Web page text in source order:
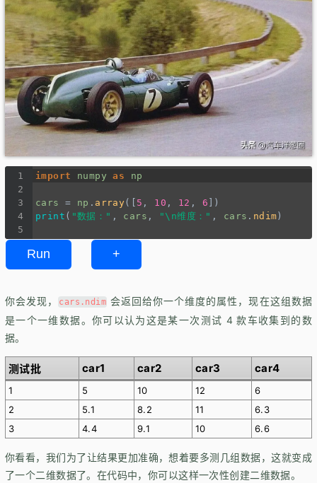
1 import numpy as
np
2
3
cars = np . array ([ 5 , 10 , 12 , 6 ])
4
print ( "数据：" , cars , "\n维度：" , cars . ndim )
5
Run +
你会发现， cars.ndim 会返回给你一个维度的属性，现在这组数据
是一个一维数据。你可以认为这是某一次测试 4 款车收集到的数
据。
测试批 car1 car2 car3 car4
1 5 10 12
6
2
5.1 8.2 11
6.3
3
4.4 9.1 10 6.6
你看看，我们为了让结果更加准确，想着要多测几组数据，这就变成
了一个二维数据了。在代码中，你可以这样一次性创建二维数据。